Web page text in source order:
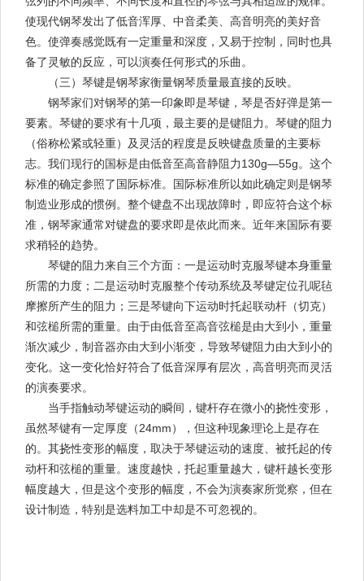
使现代钢琴发出了低音浑厚、中音柔美、高音明亮的美好音
色。使弹奏感觉既有一定重量和深度，又易于控制，同时也具
备了灵敏的反应，可以演奏任何形式的乐曲。
（三）琴键是钢琴家衡量钢琴质量最直接的反映。
钢琴家们对钢琴的第一印象即是琴键，琴是否好弹是第一
要素。琴键的要求有十几项，最主要的是键阻力。琴键的阻力
（俗称松紧或轻重）及灵活的程度是反映键盘质量的主要标
志。我们现行的国标是由低音至高音静阻力130g—55g。这个
标准的确定参照了国际标准。国际标准所以如此确定则是钢琴
制造业形成的惯例。整个键盘不出现故障时，即应符合这个标
准，钢琴家通常对键盘的要求即是依此而来。近年来国际有要
求稍轻的趋势。
琴键的阻力来自三个方面：一是运动时克服琴键本身重量
所需的力度；二是运动时克服整个传动系统及琴键定位孔呢毡
摩擦所产生的阻力；三是琴键向下运动时托起联动杆（切克）
和弦槌所需的重量。由于由低音至高音弦槌是由大到小，重量
渐次减少，制音器亦由大到小渐变，导致琴键阻力由大到小的
变化。这一变化恰好符合了低音深厚有层次，高音明亮而灵活
的演奏要求。
当手指触动琴键运动的瞬间，键杆存在微小的挠性变形，
虽然琴键有一定厚度（24mm），但这种现象理论上是存在
的。其挠性变形的幅度，取决于琴键运动的速度、被托起的传
动杆和弦槌的重量。速度越快，托起重量越大，键杆越长变形
幅度越大，但是这个变形的幅度，不会为演奏家所觉察，但在
设计制造，特别是选料加工中却是不可忽视的。